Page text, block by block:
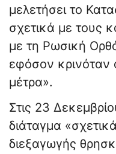
μελετήσει το
σχετικά με τους
με τη Ρωσική
εφόσον κρινόταν
μέτρα».
Στις 23
διάταγμα
διεξαγωγής